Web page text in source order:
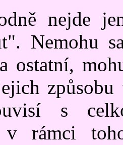
nejde
Nemohu
ostatní,
způsobu
s
v rámci